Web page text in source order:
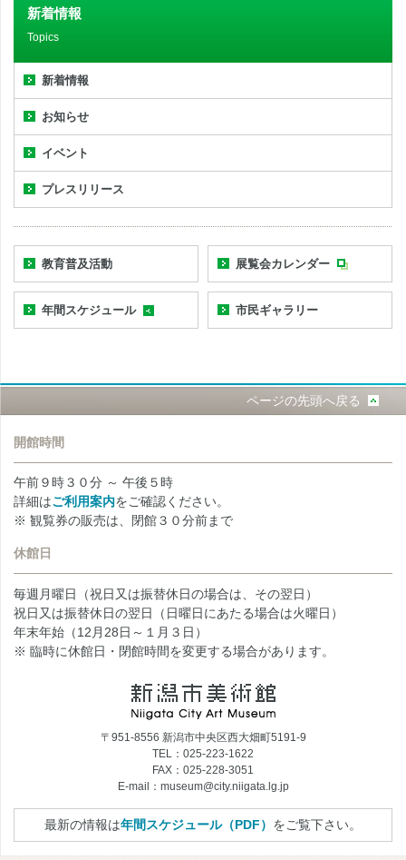
新着情報
Topics
新着情報
お知らせ
イベント
プレスリリース
教育普及活動 展覧会カレンダー
年間スケジュール 市民ギャラリー
ページの先頭へ戻る
開館時間
午前９時３０分 ～ 午後５時
詳細はご利用案内をご確認ください。
※ 観覧券の販売は、閉館３０分前まで
休館日
毎週月曜日（祝日又は振替休日の場合は、その翌日）
祝日又は振替休日の翌日（日曜日にあたる場合は火曜日）
年末年始（12月28日～１月３日）
※ 臨時に休館日・閉館時間を変更する場合があります。
〒951-8556 新潟市中央区西大畑町5191-9
TEL：025-223-1622
FAX：025-228-3051
E-mail：museum@city.niigata.lg.jp
最新の情報は年間スケジュール（PDF） をご覧下さい。